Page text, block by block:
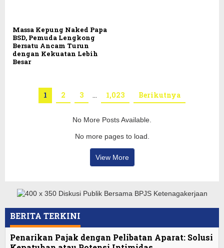
Massa Kepung Naked Papa
BSD, Pemuda Lengkong
Bersatu Ancam Turun
dengan Kekuatan Lebih
Besar
1 2 3 … 1,023 Berikutnya
No More Posts Available.
No more pages to load.
View More
BERITA TERKINI
Penarikan Pajak dengan Pelibatan Aparat: Solusi